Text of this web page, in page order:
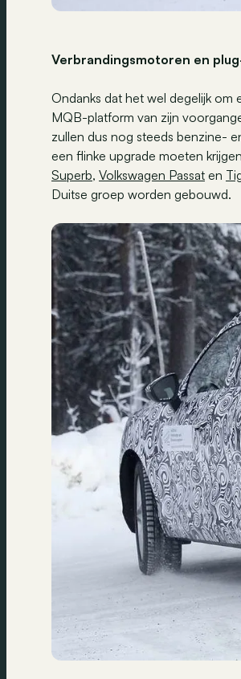
Verbrandingsmotoren en
Ondanks dat het wel degelijk
MQB-platform van zijn
zullen dus nog steeds benzine-
een flinke upgrade moeten
Superb, Volkswagen Passat en
Duitse groep worden gebouwd.